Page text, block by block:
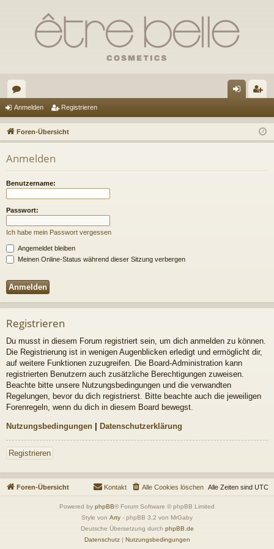
or
en m
el
ist
rie
Anmelden Registrieren
Foren-Übersicht
Anmelden
Benutzername:
Passwort:
Ich habe mein Passwort vergessen
Angemeldet bleiben
Meinen Online-Status während dieser Sitzung verbergen
Registrieren
Du musst in diesem Forum registriert sein, um dich anmelden zu können.
Die Registrierung ist in wenigen Augenblicken erledigt und ermöglicht dir,
auf weitere Funktionen zuzugreifen. Die Board-Administration kann
registrierten Benutzern auch zusätzliche Berechtigungen zuweisen.
Beachte bitte unsere Nutzungsbedingungen und die verwandten
Regelungen, bevor du dich registrierst. Bitte beachte auch die jeweiligen
Forenregeln, wenn du dich in diesem Board bewegst.
Nutzungsbedingungen | Datenschutzerklärung
Registrieren
Foren-Übersicht Alle Zeiten sind UTC
Alle Cookies löschen
Kontakt
Powered by phpBB® Forum Software © phpBB Limited
Style von Arty - phpBB 3.2 von MrGaby
Deutsche Übersetzung durch phpBB.de
Datenschutz| Nutzungsbedingungen